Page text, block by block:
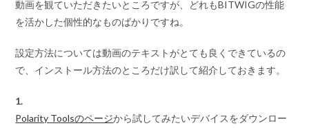
動画を観ていただきたいところですが、どれもBITWIGの性能
を活かした個性的なものばかりですね。
設定方法については動画のテキストがとても良くできているの
で、インストール方法のところだけ訳して紹介しておきます。
1.
Polarity Toolsのページから試してみたいデバイスをダウンロー